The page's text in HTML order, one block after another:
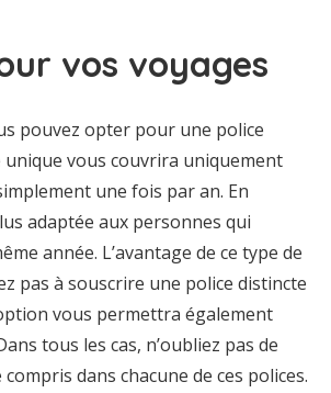
vos voyages
pouvez opter pour une police
vous couvrira uniquement
une fois par an. En
adaptée aux personnes qui
année. L’avantage de ce type de
pas à souscrire une police distincte
vous permettra également
tous les cas, n’oubliez pas de
dans chacune de ces polices.